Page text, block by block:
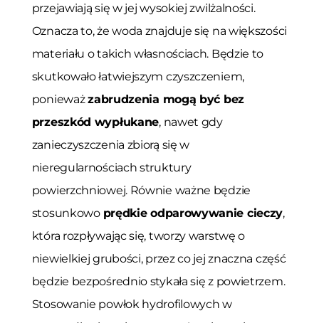
przejawiają się w jej wysokiej zwilżalności.
Oznacza to, że woda znajduje się na większości
materiału o takich własnościach. Będzie to
skutkowało łatwiejszym czyszczeniem,
ponieważzabrudzenia mogą być bez
przeszkód wypłukane, nawet gdy
zanieczyszczenia zbiorą się w
nieregularnościach struktury
powierzchniowej. Równie ważne będzie
stosunkowo prędkie odparowywanie cieczy,
która rozpływając się, tworzy warstwę o
niewielkiej grubości, przez co jej znaczna część
będzie bezpośrednio stykała się z powietrzem.
Stosowanie powłok hydrofilowych w